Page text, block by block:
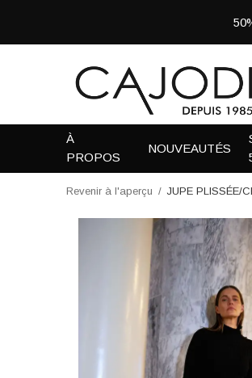
À
PROPOS
NOUVEAUTÉS
Revenir à l'aperçu JUPE PLISSÉE/